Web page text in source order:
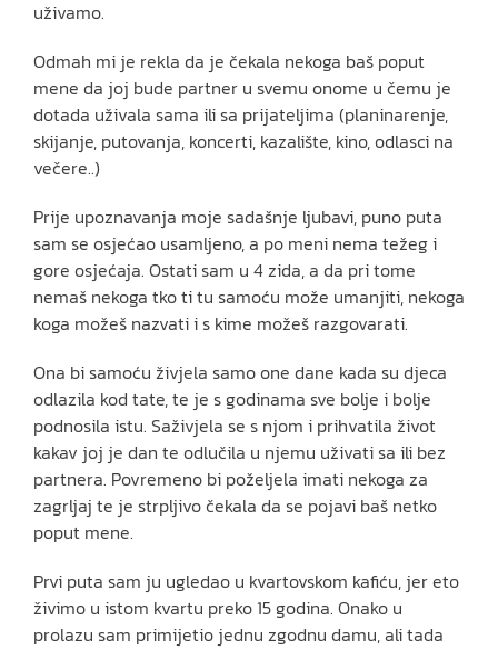
uživamo.
Odmah mi je rekla da je čekala nekoga baš poput
mene da joj bude partner u svemu onome u čemu je
dotada uživala sama ili sa prijateljima (planinarenje,
skijanje, putovanja, koncerti, kazalište, kino, odlasci na
večere..)
Prije upoznavanja moje sadašnje ljubavi, puno puta
sam se osjećao usamljeno, a po meni nema težeg i
gore osjećaja. Ostati sam u 4 zida, a da pri tome
nemaš nekoga tko ti tu samoću može umanjiti, nekoga
koga možeš nazvati i s kime možeš razgovarati.
Ona bi samoću živjela samo one dane kada su djeca
odlazila kod tate, te je s godinama sve bolje i bolje
podnosila istu. Saživjela se s njom i prihvatila život
kakav joj je dan te odlučila u njemu uživati sa ili bez
partnera. Povremeno bi poželjela imati nekoga za
zagrljaj te je strpljivo čekala da se pojavi baš netko
poput mene.
Prvi puta sam ju ugledao u kvartovskom kafiću, jer eto
živimo u istom kvartu preko 15 godina. Onako u
prolazu sam primijetio jednu zgodnu damu, ali tada